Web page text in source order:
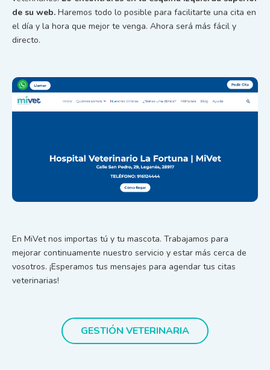
de su web. Haremos todo lo posible para facilitarte una cita en
el día y la hora que mejor te venga. Ahora será más fácil y
directo.
En MiVet nos importas tú y tu mascota. Trabajamos para
mejorar continuamente nuestro servicio y estar más cerca de
vosotros. ¡Esperamos tus mensajes para agendar tus citas
veterinarias!
GESTIÓN VETERINARIA